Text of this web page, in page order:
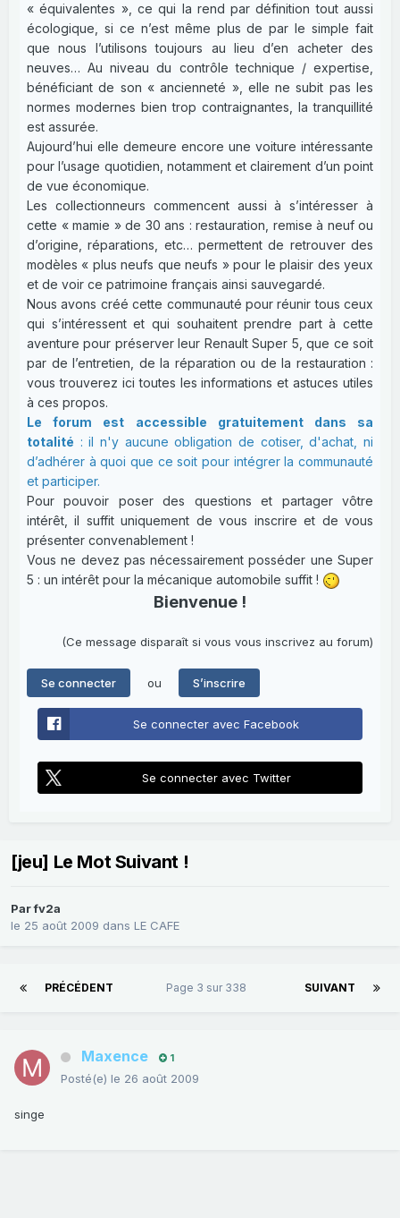
« équivalentes », ce qui la rend par définition tout aussi
écologique, si ce n’est même plus de par le simple fait
que nous l’utilisons toujours au lieu d’en acheter des
neuves… Au niveau du contrôle technique / expertise,
bénéficiant de son « ancienneté », elle ne subit pas les
normes modernes bien trop contraignantes, la tranquillité
est assurée.
Aujourd’hui elle demeure encore une voiture intéressante
pour l’usage quotidien, notamment et clairement d’un point
de vue économique.
Les collectionneurs commencent aussi à s’intéresser à
cette « mamie » de 30 ans : restauration, remise à neuf ou
d’origine, réparations, etc… permettent de retrouver des
modèles « plus neufs que neufs » pour le plaisir des yeux
et de voir ce patrimoine français ainsi sauvegardé.
Nous avons créé cette communauté pour réunir tous ceux
qui s’intéressent et qui souhaitent prendre part à cette
aventure pour préserver leur Renault Super 5, que ce soit
par de l’entretien, de la réparation ou de la restauration :
vous trouverez ici toutes les informations et astuces utiles
à ces propos.
Le forum est accessible gratuitement dans sa
totalité : il n'y aucune obligation de cotiser, d'achat, ni
d’adhérer à quoi que ce soit pour intégrer la communauté
et participer.
Pour pouvoir poser des questions et partager vôtre
intérêt, il suffit uniquement de vous inscrire et de vous
présenter convenablement !
Vous ne devez pas nécessairement posséder une Super
5 : un intérêt pour la mécanique automobile suffit !
Bienvenue !
(Ce message disparaît si vous vous inscrivez au forum)
Se connecter ou S’inscrire
Se connecter avec Facebook
Se connecter avec Twitter
[jeu] Le Mot Suivant !
Parfv2a
le 25 août 2009 dans LE CAFE
PRÉCÉDENT SUIVANT
Page 3 sur 338
Maxence 1
Posté(e) le 26 août 2009
singe